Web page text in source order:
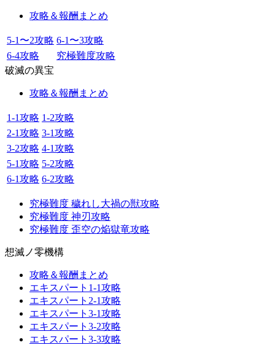
攻略＆報酬まとめ
5-1〜2攻略 6-1〜3攻略
6-4攻略
究極難度攻略
破滅の異宝
攻略＆報酬まとめ
1-1攻略 1-2攻略
2-1攻略 3-1攻略
3-2攻略 4-1攻略
5-1攻略 5-2攻略
6-1攻略 6-2攻略
究極難度 穢れし大禍の獣攻略
究極難度 神刃攻略
究極難度 歪空の焔獄竜攻略
想滅ノ零機構
攻略＆報酬まとめ
エキスパート1-1攻略
エキスパート2-1攻略
エキスパート3-1攻略
エキスパート3-2攻略
エキスパート3-3攻略